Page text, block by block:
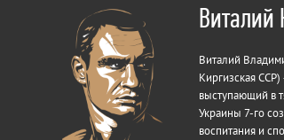
Виталий
Виталий
Киргизская
выступающий в
Украины 7-го
воспитания и